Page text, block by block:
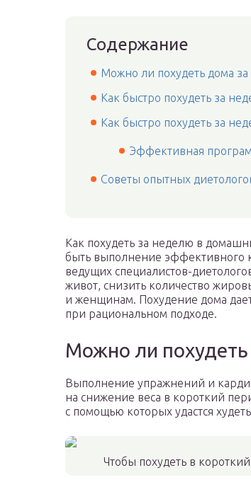
Содержание
Можно ли похудеть дома
Как быстро похудеть за
Как быстро похудеть за
Эффективная
Советы опытных
Как похудеть за неделю в
быть выполнение эффективного
ведущих специалистов-
живот, снизить количество
и женщинам. Похудение дома
при рациональном подходе.
Можно ли
Выполнение упражнений и
на снижение веса в короткий
с помощью которых удастся
Чтобы похудеть в